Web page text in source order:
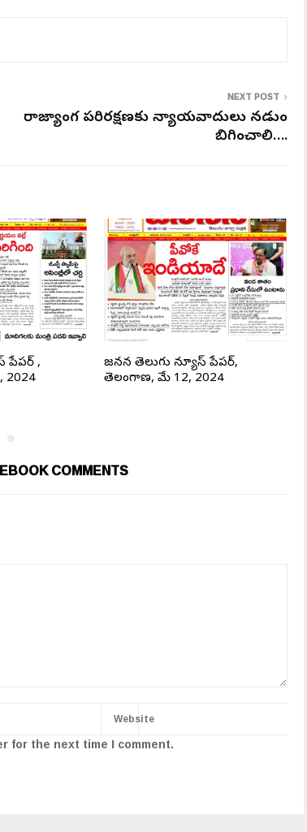
NEXT POST
రాజ్యాంగ పరిరక్షణకు న్యాయవాదులు నడుం
బిగించాలి….
పేపర్ ,
2024
జనసేన తెలుగు న్యూస్ పేపర్,
తెలంగాణ, మే 12, 2024
COMMENTS
for the next time I comment.